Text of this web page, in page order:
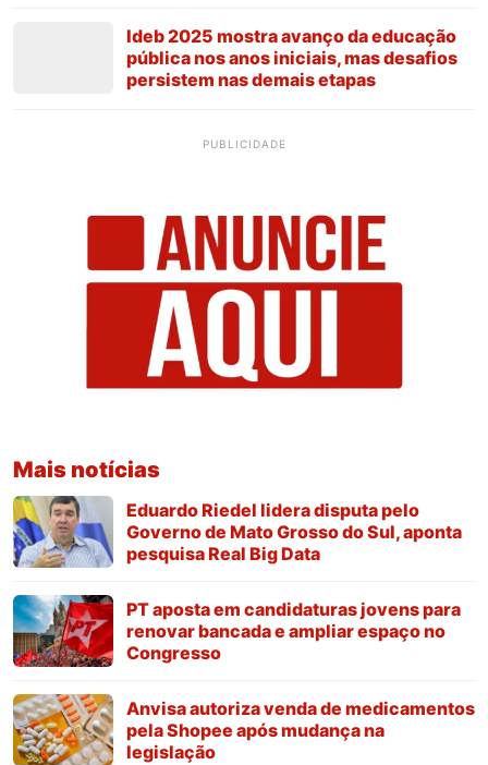
Ideb 2025 mostra avanço da educação
pública nos anos iniciais, mas desafios
persistem nas demais etapas
PUBLICIDADE
Mais notícias
Eduardo Riedel lidera disputa pelo
Governo de Mato Grosso do Sul, aponta
pesquisa Real Big Data
PT aposta em candidaturas jovens para
renovar bancada e ampliar espaço no
Congresso
Anvisa autoriza venda de medicamentos
pela Shopee após mudança na
legislação